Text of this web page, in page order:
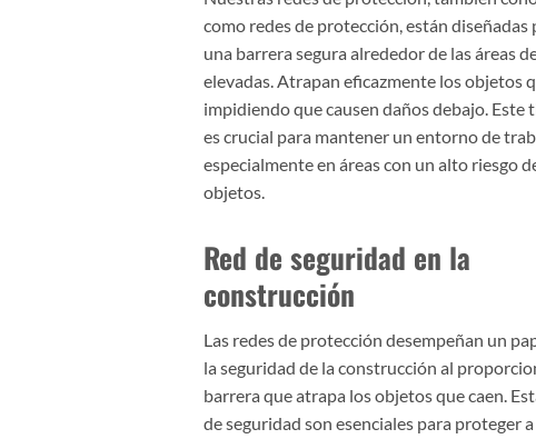
como redes de protección, están diseñadas
una barrera segura alrededor de las áreas
elevadas. Atrapan eficazmente los objetos
impidiendo que causen daños debajo. Este
es crucial para mantener un entorno de
especialmente en áreas con un alto riesgo
objetos.
Red de seguridad en la
construcción
Las redes de protección desempeñan un
la seguridad de la construcción al
barrera que atrapa los objetos que caen.
de seguridad son esenciales para proteger